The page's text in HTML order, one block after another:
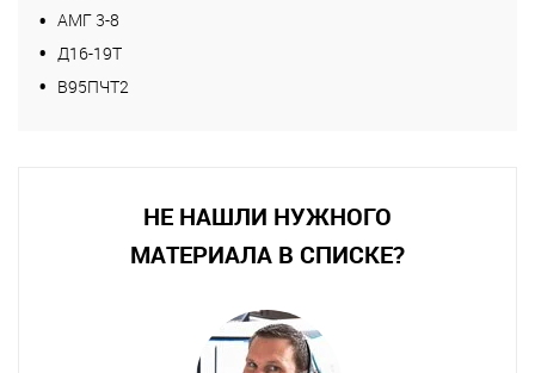
АМГ 3-8
Д16-19Т
В95ПЧТ2
НЕ НАШЛИ НУЖНОГО
МАТЕРИАЛА В СПИСКЕ?